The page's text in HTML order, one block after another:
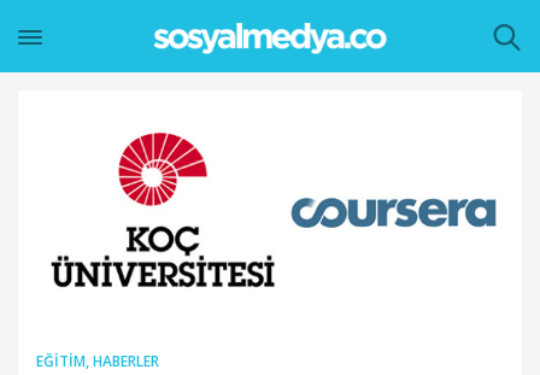
EĞITIM,HABERLER